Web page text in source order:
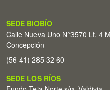
SEDE BIOBÍO
Calle Nueva Uno N°3570 Lt. 4
Concepción
(56-41) 285 32 60
SEDE LOS RÍOS